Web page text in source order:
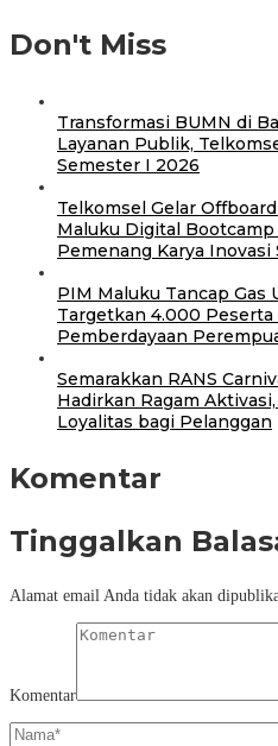
Don't Miss
Transformasi BUMN di
Layanan Publik,
Semester I 2026
Telkomsel Gelar
Maluku Digital Bootcamp
Pemenang Karya Inovasi
PIM Maluku Tancap Gas
Targetkan 4.000 Peserta
Pemberdayaan
Semarakkan RANS
Hadirkan Ragam
Loyalitas bagi Pelanggan
Komentar
Tinggalkan
Alamat email Anda tidak akan
Komentar